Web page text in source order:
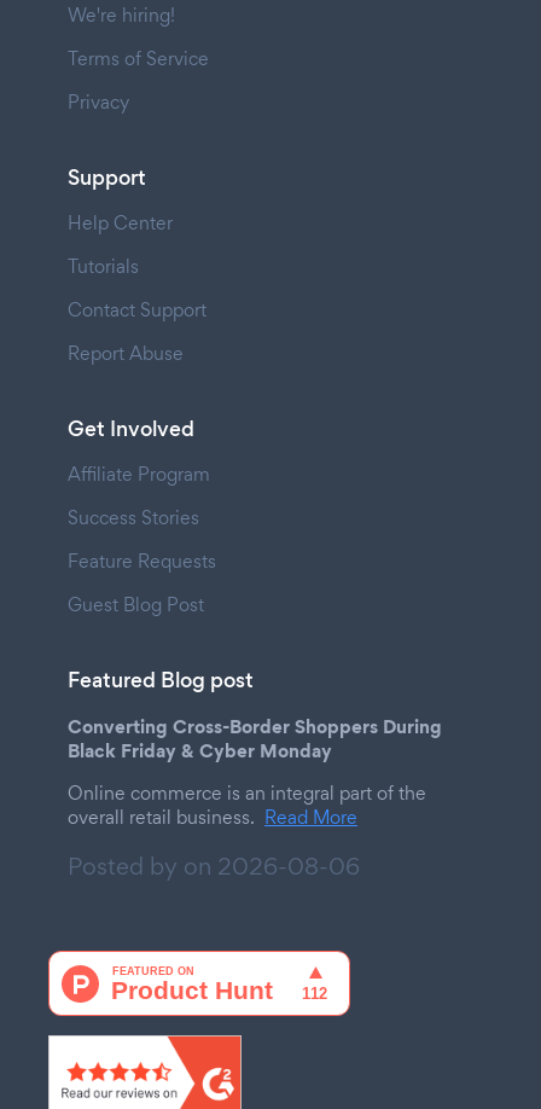
We're hiring!
Terms of Service
Privacy
Support
Help Center
Tutorials
Contact Support
Report Abuse
Get Involved
Affiliate Program
Success Stories
Feature Requests
Guest Blog Post
Featured Blog post
Converting Cross-Border Shoppers During
Black Friday & Cyber Monday
Online commerce is an integral part of the
overall retail business. Read More
Posted by on 2026-08-06